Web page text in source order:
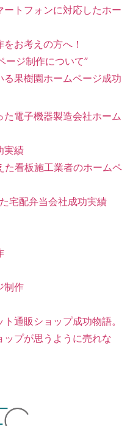
トフォンに対応したホー
お考えの方へ！
ージ制作について”
果樹園ホームページ成功
電子機器製造会社ホーム
実績
た看板施工業者のホームペ
宅配弁当会社成功実績
制作
通販ショップ成功物語。
プが思うように売れな